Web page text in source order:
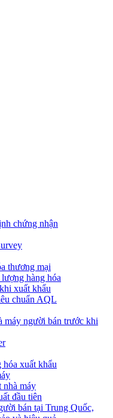
chứng nhận
thương mại
hàng hóa
xuất khẩu
chuẩn AQL
máy người bán trước khi
xuất khẩu
nhà máy
đầu tiên
bán tại Trung Quốc,